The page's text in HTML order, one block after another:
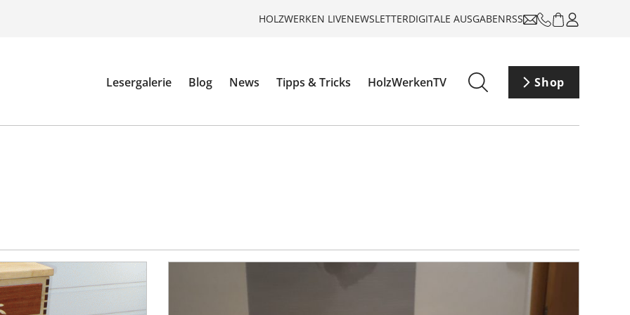
HOLZWERKEN LIVENEWSLETTERDIGITALE AUSGABENRSS
Lesergalerie Blog News Tipps & Tricks HolzWerkenTV Shop